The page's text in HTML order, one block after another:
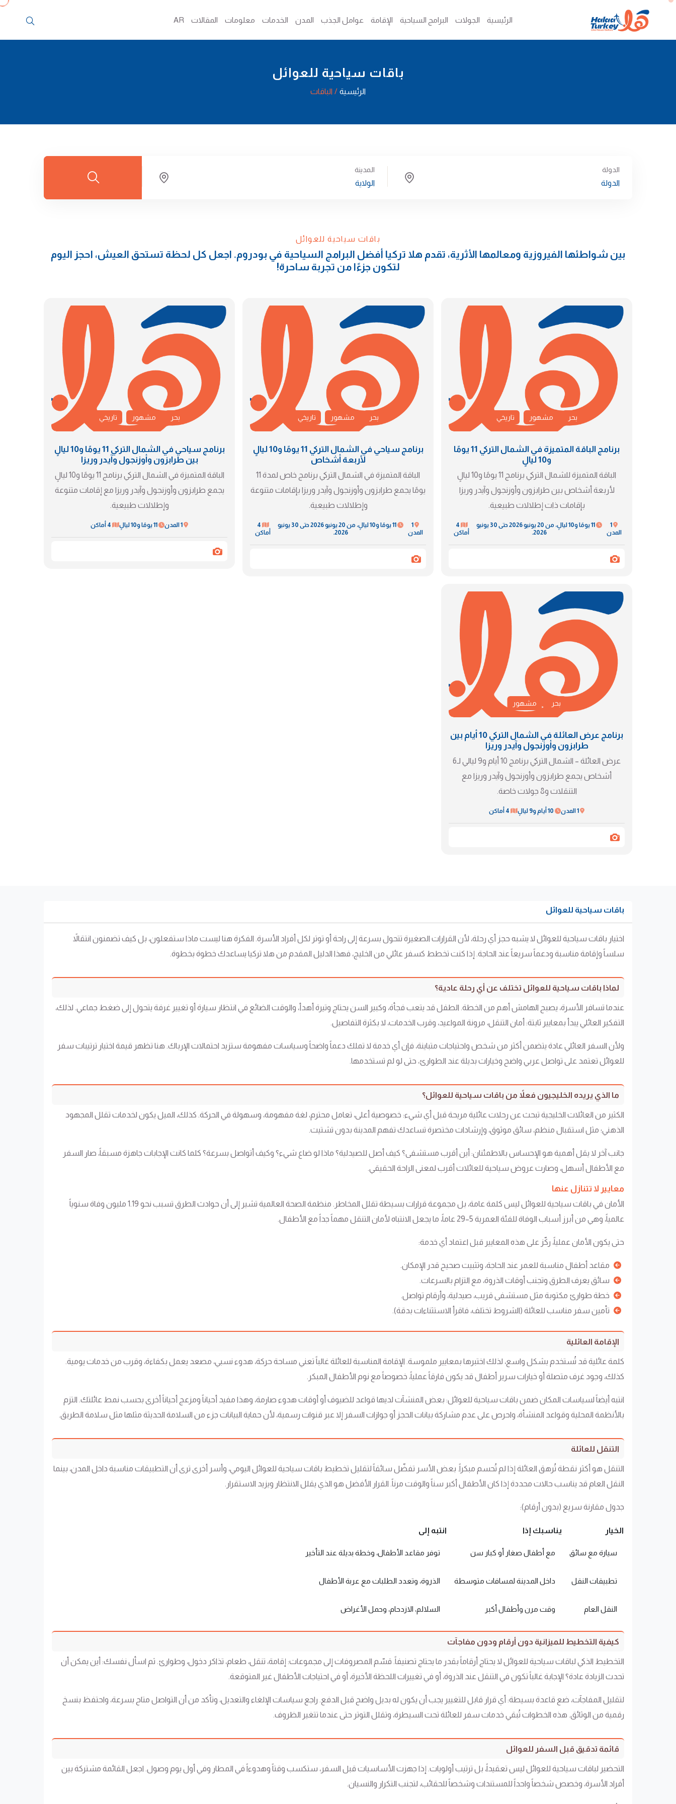
الرئيسية الجولات البرامج السياحية الإقامة عوامل الجذب المدن الخدمات معلومات المقالات AR
باقات سياحية للعوائل
الرئيسية الباقات
الدولة
الدولة
المدينة
الولاية
باقات سياحية للعوائل
بين شواطئها الفيروزية ومعالمها الأثرية، تقدم هلا تركيا أفضل البرامج السياحية في بودروم. اجعل كل لحظة تستحق العيش، احجز اليوم
لتكون جزءًا من تجربة ساحرة!
بحر مشهور تاريخي
برنامج الباقة المتميزة في الشمال التركي 11 يومًا
و10 ليالٍ
الباقة المتميزة للشمال التركي برنامج 11 يومًا و10 ليالٍ
لأربعة أشخاص بين طرابزون وأوزنجول وآيدر وريزا
بإقامات ذات إطلالات طبيعية.
1
المدن
11 يومًا و10 ليالٍ، من 20 يونيو 2026 حتى 30 يونيو
2026.
4
أماكن
بحر مشهور تاريخي
برنامج سياحي في الشمال التركي 11 يومًا و10 ليالٍ
لأربعة أشخاص
الباقة المتميزة في الشمال التركي برنامج خاص لمدة 11
يومًا يجمع طرابزون وأوزنجول وآيدر وريزا بإقامات متنوعة
وإطلالات طبيعية.
1
المدن
11 يومًا و10 ليالٍ، من 20 يونيو 2026 حتى 30 يونيو
2026.
4
أماكن
بحر مشهور تاريخي
برنامج سياحي في الشمال التركي 11 يومًا و10 ليالٍ
بين طرابزون وأوزنجول وآيدر وريزا
الباقة المتميزة في الشمال التركي برنامج 11 يومًا و10 ليالٍ
يجمع طرابزون وأوزنجول وآيدر وريزا مع إقامات متنوعة
وإطلالات طبيعية.
بحر مشهور
برنامج عرض العائلة في الشمال التركي 10 أيام بين
طرابزون وأوزنجول وآيدر وريزا
عرض العائلة – الشمال التركي برنامج 10 أيام و9 ليالي لـ6
أشخاص يجمع طرابزون وأوزنجول وآيدر وريزا مع
التنقلات و8 جولات خاصة.
باقات سياحية للعوائل
اختيار باقات سياحية للعوائل لا يشبه حجز أي رحلة، لأن القرارات الصغيرة تتحول بسرعة إلى راحة أو توتر لكل أفراد الأسرة. الفكرة هنا ليست ماذا ستفعلون، بل كيف تضمنون انتقالاً
سلساً وإقامة مناسبة ودعماً سريعاً عند الحاجة. إذا كنت تخطط كسفر عائلي من الخليج، فهذا الدليل المقدم من هلا تركيا يساعدك خطوة بخطوة.
لماذا باقات سياحية للعوائل تختلف عن أي رحلة عادية؟
عندما تسافر الأسرة، يصبح الهامش أهم من الخطة. الطفل قد يتعب فجأة، وكبير السن يحتاج وتيرة أهدأ، والوقت الضائع في انتظار سيارة أو تغيير غرفة يتحول إلى ضغط جماعي. لذلك،
التفكير العائلي يبدأ بمعايير ثابتة: أمان التنقل، مرونة المواعيد، وقرب الخدمات، لا بكثرة التفاصيل.
ولأن السفر العائلي عادة يتضمن أكثر من شخص واحتياجات متباينة، فإن أي خدمة لا تملك دعماً واضحاً وسياسات مفهومة ستزيد احتمالات الإرباك. هنا تظهر قيمة اختيار ترتيبات سفر
للعوائل تعتمد على تواصل عربي واضح وخيارات بديلة عند الطوارئ، حتى لو لم تستخدمها.
ما الذي يريده الخليجيون فعلاً من باقات سياحية للعوائل؟
الكثير من العائلات الخليجية تبحث عن رحلات عائلية مريحة قبل أي شيء: خصوصية أعلى، تعامل محترم، لغة مفهومة، وسهولة في الحركة. كذلك، الميل يكون لخدمات تقلل المجهود
الذهني؛ مثل استقبال منظم، سائق موثوق، وإرشادات مختصرة تساعدك تفهم المدينة بدون تشتيت.
جانب آخر لا يقل أهمية هو الإحساس بالاطمئنان: أين أقرب مستشفى؟ كيف أصل للصيدلية؟ ماذا لو ضاع شيء؟ وكيف أتواصل بسرعة؟ كلما كانت الإجابات جاهزة مسبقاً، صار السفر
مع الأطفال أسهل، وصارت عروض سياحية للعائلات أقرب لمعنى الراحة الحقيقي.
معايير لا تتنازل عنها
الأمان في باقات سياحية للعوائل ليس كلمة عامة، بل مجموعة قرارات بسيطة تقلل المخاطر. منظمة الصحة العالمية تشير إلى أن حوادث الطرق تسبب نحو 1.19 مليون وفاة سنوياً
عالمياً، وهي من أبرز أسباب الوفاة للفئة العمرية 5–29 عاماً، ما يجعل الانتباه لأمان التنقل مهماً جداً مع الأطفال.
حتى يكون الأمان عملياً، ركّز على هذه المعايير قبل اعتماد أي خدمة:
مقاعد أطفال مناسبة للعمر عند الحاجة، وتثبيت صحيح قدر الإمكان.
سائق يعرف الطرق وتجنب أوقات الذروة، مع التزام بالسرعات.
خطة طوارئ مكتوبة مثل مستشفى قريب، صيدلية، وأرقام تواصل.
تأمين سفر مناسب للعائلة (الشروط تختلف، فاقرأ الاستثناءات بدقة).
الإقامة العائلية
كلمة عائلية قد تُستخدم بشكل واسع، لذلك اختبرها بمعايير ملموسة. الإقامة المناسبة للعائلة غالباً تعني مساحة حركة، هدوء نسبي، مصعد يعمل بكفاءة، وقرب من خدمات يومية.
كذلك، وجود غرف متصلة أو خيارات سرير أطفال قد يكون فارقاً عملياً، خصوصاً مع نوم الأطفال المبكر.
انتبه أيضاً لسياسات المكان ضمن باقات سياحية للعوائل: بعض المنشآت لديها قواعد للضيوف أو أوقات هدوء صارمة، وهذا مفيد أحياناً ومزعج أحياناً أخرى بحسب نمط عائلتك. التزم
بالأنظمة المحلية وقواعد المنشأة، واحرص على عدم مشاركة بيانات الحجز أو جوازات السفر إلا عبر قنوات رسمية، لأن حماية البيانات جزء من السلامة الحديثة مثلها مثل سلامة الطريق.
التنقل للعائلة
التنقل هو أكثر نقطة تُرهق العائلة إذا لم تُحسم مبكراً. بعض الأسر تفضّل سائقاً لتقليل تخطيط باقات سياحية للعوائل اليومي، وأسر أخرى ترى أن التطبيقات مناسبة داخل المدن، بينما
النقل العام قد يناسب حالات محددة إذا كان الأطفال أكبر سناً والوقت مرناً. القرار الأفضل هو الذي يقلل الانتظار ويزيد الاستقرار.
جدول مقارنة سريع (بدون أرقام):
الخيار يناسبك إذا انتبه إلى
سيارة مع سائق مع أطفال صغار أو كبار سن توفر مقاعد الأطفال، وخطة بديلة عند التأخير
تطبيقات النقل داخل المدينة لمسافات متوسطة الذروة، وتعدد الطلبات مع عربة الأطفال
النقل العام وقت مرن وأطفال أكبر السلالم، الازدحام، وحمل الأغراض
كيفية التخطيط للميزانية دون أرقام ودون مفاجآت
التخطيط الذكي لباقات سياحية للعوائل لا يحتاج أرقاماً بقدر ما يحتاج تصنيفاً. قسّم المصروفات إلى مجموعات: إقامة، تنقل، طعام، تذاكر دخول، وطوارئ. ثم اسأل نفسك: أين يمكن أن
تحدث الزيادة عادة؟ الإجابة غالباً تكون في التنقل عند الذروة، أو في تغييرات اللحظة الأخيرة، أو في احتياجات الأطفال غير المتوقعة.
لتقليل المفاجآت، ضع قاعدة بسيطة: أي قرار قابل للتغيير يجب أن يكون له بديل واضح قبل الدفع. راجع سياسات الإلغاء والتعديل، وتأكد من أن التواصل متاح بسرعة، واحتفظ بنسخ
رقمية من الوثائق. هذه الخطوات تُبقي خدمات سفر للعائلة تحت السيطرة، وتقلل التوتر حتى عندما تتغير الظروف.
قائمة تدقيق قبل السفر للعوائل
التحضير لباقات سياحية للعوائل ليس تعقيداً، بل ترتيب أولويات. إذا جهزت الأساسيات قبل السفر، ستكسب وقتاً وهدوءاً في المطار وفي أول يوم وصول. اجعل القائمة مشتركة بين
أفراد الأسرة، وخصص شخصاً واحداً للمستندات وشخصاً للحقائب، لتجنب التكرار والنسيان.